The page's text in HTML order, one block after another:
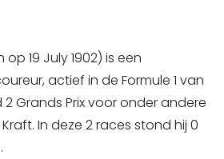
19 July 1902) is een
actief in de Formule 1 van
2 Grands Prix voor onder andere
In deze 2 races stond hij 0